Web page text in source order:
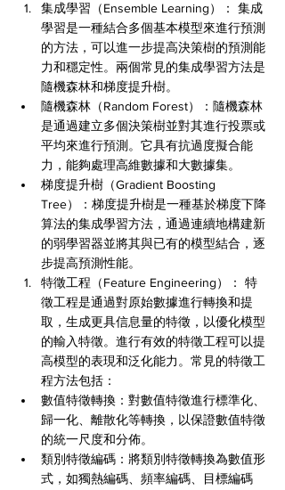
集成學習（Ensemble Learning）： 集成
學習是一種結合多個基本模型來進行預測
的方法，可以進一步提高決策樹的預測能
力和穩定性。兩個常見的集成學習方法是
隨機森林和梯度提升樹。
隨機森林（Random Forest）：隨機森林
是通過建立多個決策樹並對其進行投票或
平均來進行預測。它具有抗過度擬合能
力，能夠處理高維數據和大數據集。
梯度提升樹（Gradient Boosting
Tree）：梯度提升樹是一種基於梯度下降
算法的集成學習方法，通過連續地構建新
的弱學習器並將其與已有的模型結合，逐
步提高預測性能。
特徵工程（Feature Engineering）： 特
徵工程是通過對原始數據進行轉換和提
取，生成更具信息量的特徵，以優化模型
的輸入特徵。進行有效的特徵工程可以提
高模型的表現和泛化能力。常見的特徵工
程方法包括：
數值特徵轉換：對數值特徵進行標準化、
歸一化、離散化等轉換，以保證數值特徵
的統一尺度和分佈。
類別特徵編碼：將類別特徵轉換為數值形
式，如獨熱編碼、頻率編碼、目標編碼